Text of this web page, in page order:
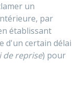
un
par
établissant
d'un certain délai
de reprise) pour